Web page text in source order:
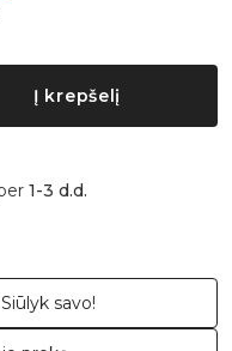
Į krepšelį
1-3 d.d.
savo!